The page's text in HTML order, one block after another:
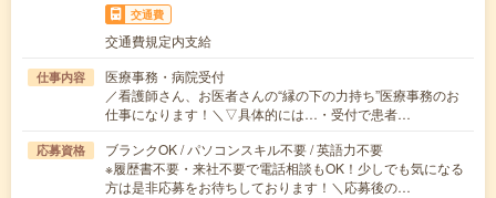
交通費
交通費規定内支給
仕事内容
医療事務・病院受付
／看護師さん、お医者さんの“縁の下の力持ち”医療事務のお
仕事になります！＼▽具体的には…・受付で患者…
応募資格
ブランクOK / パソコンスキル不要 / 英語力不要
※履歴書不要・来社不要で電話相談もOK！少しでも気になる
方は是非応募をお待ちしております！＼応募後の…